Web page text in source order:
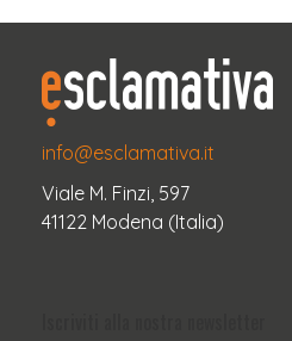
info@esclamativa.it
Viale M. Finzi, 597
41122 Modena (Italia)